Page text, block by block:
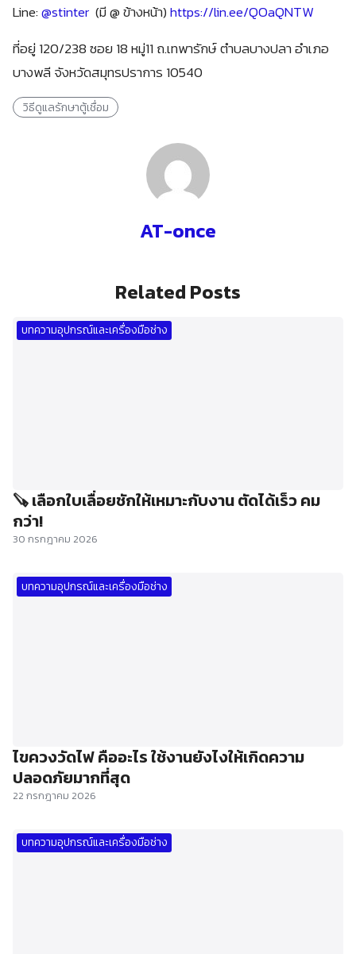
Line:@stinter (มี @ ข้างหน้า)https://lin.ee/QOaQNTW
ที่อยู่ 120/238 ซอย 18 หมู่11 ถ.เทพารักษ์ ตำบลบางปลา อำเภอ
บางพลี จังหวัดสมุทรปราการ 10540
วิธีดูแลรักษาตู้เชื่อม
AT-once
Related Posts
บทความอุปกรณ์และเครื่องมือช่าง
🪚 เลือกใบเลื่อยชักให้เหมาะกับงาน ตัดได้เร็ว คม
กว่า!
30 กรกฎาคม 2026
บทความอุปกรณ์และเครื่องมือช่าง
ไขควงวัดไฟ คืออะไร ใช้งานยังไงให้เกิดความ
ปลอดภัยมากที่สุด
22 กรกฎาคม 2026
บทความอุปกรณ์และเครื่องมือช่าง